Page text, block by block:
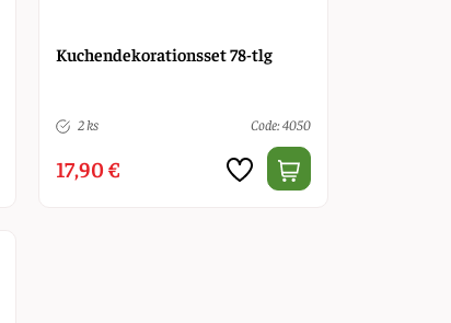
Kuchendekorationsset 78-tlg
2 ks Code: 4050
17,90 €